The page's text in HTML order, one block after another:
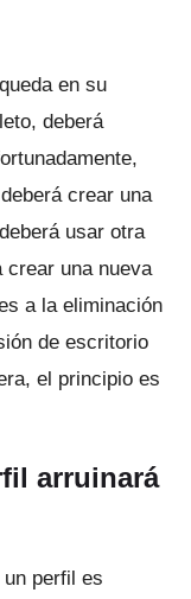
en su
deberá
crear una
usar otra
crear una nueva
a la eliminación
de escritorio
el principio es
arruinará
perfil es